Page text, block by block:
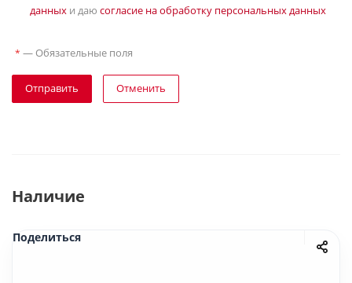
данных и даю согласие на обработку персональных данных
* — Обязательные поля
Отправить Отменить
Наличие
Поделиться